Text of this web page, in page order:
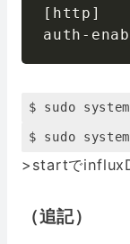
[ http ]
auth -
$ sudo
$ sudo
>startで
（追記）